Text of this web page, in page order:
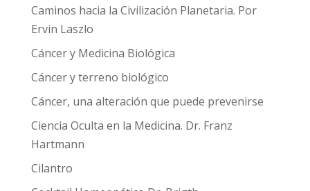
Caminos hacia la Civilización Planetaria. Por
Ervin Laszlo
Cáncer y Medicina Biológica
Cáncer y terreno biológico
Cáncer, una alteración que puede prevenirse
Ciencia Oculta en la Medicina. Dr. Franz
Hartmann
Cilantro